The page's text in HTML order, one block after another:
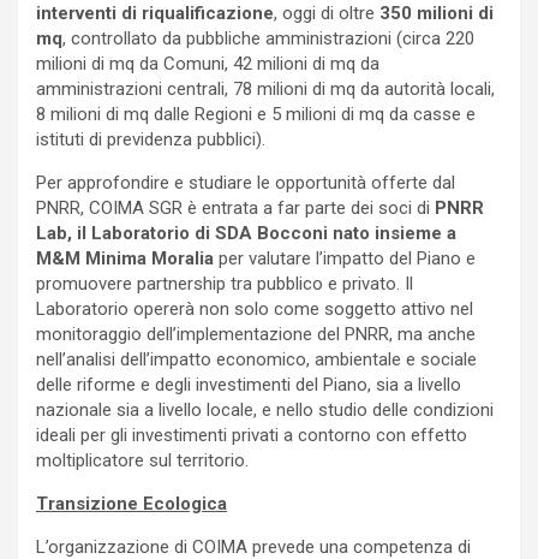
interventi di riqualificazione, oggi di oltre 350 milioni di
mq, controllato da pubbliche amministrazioni (circa 220
milioni di mq da Comuni, 42 milioni di mq da
amministrazioni centrali, 78 milioni di mq da autorità locali,
8 milioni di mq dalle Regioni e 5 milioni di mq da casse e
istituti di previdenza pubblici).
Per approfondire e studiare le opportunità offerte dal
PNRR, COIMA SGR è entrata a far parte dei soci di PNRR
Lab, il Laboratorio di SDA Bocconi nato insieme a
M&M Minima Moralia per valutare l’impatto del Piano e
promuovere partnership tra pubblico e privato. Il
Laboratorio opererà non solo come soggetto attivo nel
monitoraggio dell’implementazione del PNRR, ma anche
nell’analisi dell’impatto economico, ambientale e sociale
delle riforme e degli investimenti del Piano, sia a livello
nazionale sia a livello locale, e nello studio delle condizioni
ideali per gli investimenti privati a contorno con effetto
moltiplicatore sul territorio.
Transizione Ecologica
L’organizzazione di COIMA prevede una competenza di